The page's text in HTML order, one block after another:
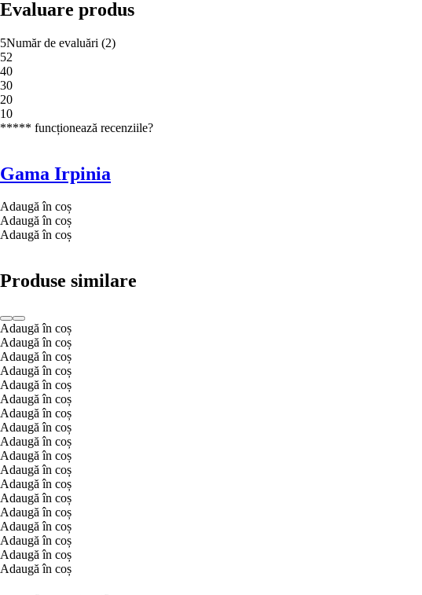
Evaluare produs
5Număr de evaluări (2)
52
40
30
20
10
***** funcționează recenziile?
Gama Irpinia
Adaugă în coș
Adaugă în coș
Adaugă în coș
Produse similare
Adaugă în coș
Adaugă în coș
Adaugă în coș
Adaugă în coș
Adaugă în coș
Adaugă în coș
Adaugă în coș
Adaugă în coș
Adaugă în coș
Adaugă în coș
Adaugă în coș
Adaugă în coș
Adaugă în coș
Adaugă în coș
Adaugă în coș
Adaugă în coș
Adaugă în coș
Adaugă în coș